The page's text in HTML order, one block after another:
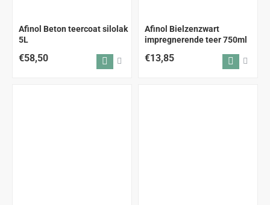
Afinol Beton teercoat silolak
5L
€58,50
Afinol Bielzenzwart
impregnerende teer 750ml
€13,85